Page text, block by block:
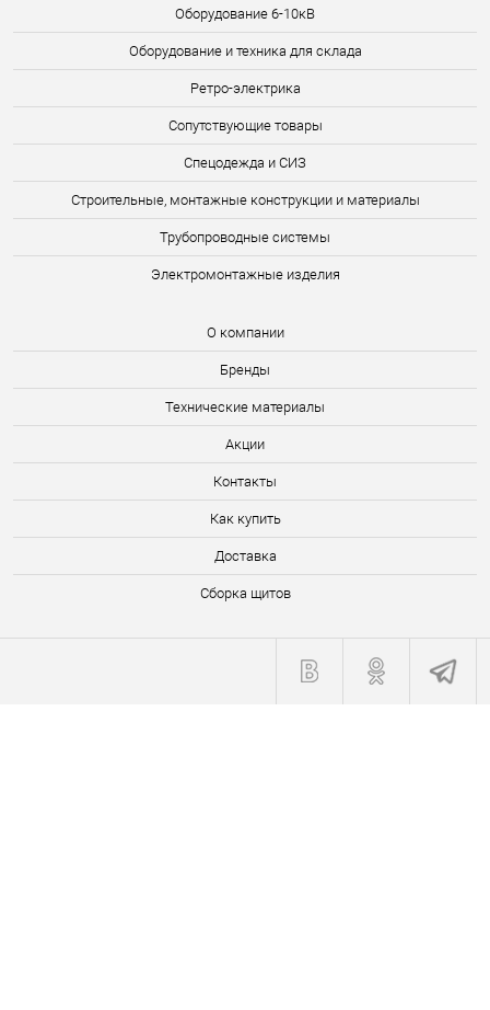
Оборудование 6-10кВ
Оборудование и техника для склада
Ретро-электрика
Сопутствующие товары
Спецодежда и СИЗ
Строительные, монтажные конструкции и материалы
Трубопроводные системы
Электромонтажные изделия
О компании
Бренды
Технические материалы
Акции
Контакты
Как купить
Доставка
Сборка щитов